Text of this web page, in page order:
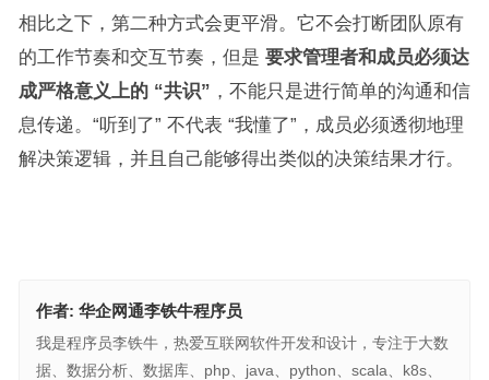
相比之下，第二种方式会更平滑。它不会打断团队原有
的工作节奏和交互节奏，但是 要求管理者和成员必须达
成严格意义上的 “共识” ，不能只是进行简单的沟通和信
息传递。“听到了” 不代表 “我懂了”，成员必须透彻地理
解决策逻辑，并且自己能够得出类似的决策结果才行。
作者: 华企网通李铁牛程序员
我是程序员李铁牛，热爱互联网软件开发和设计，专注于大数
据、数据分析、数据库、php、java、python、scala、k8s、